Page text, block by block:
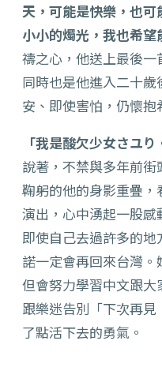
天，可能是快樂， 也可
小小的燭光， 我也希望
禱之心， 他送上最後一
同時也是他進入二十
安、 即使害怕，仍懷抱
「我是酸欠少女さユり
說著， 不禁與多年前街
鞠躬的他的身影重疊，
演出，心中湧起一股感
即使自己去過許多的地
諾一定會再回來台灣。
但會努力學習中文跟大
跟樂迷告別「下次再見
了點活下去的勇氣。